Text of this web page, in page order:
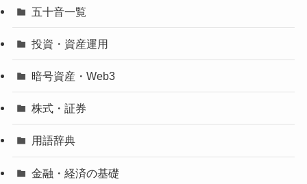
五十音一覧
投資・資産運用
暗号資産・Web3
株式・証券
用語辞典
金融・経済の基礎